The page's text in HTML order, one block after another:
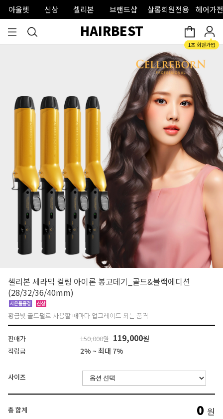
아울렛 신상 셀리본 브랜드샵 살롱회원전용 헤어가
HAIRBEST
셀리본 세라믹 컬링 아이론 봉고데기_골드&블랙에디션
(28/32/36/40mm)
황금빛 골드펄로 사용할 때마다 업그레이드 되는 품격
판매가 150,000원 119,000원
적립금 2% ~ 최대 7%
사이즈
총 합계 0 원